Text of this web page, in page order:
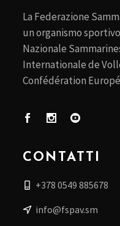
La Federazione
un organismo
Nazionale
Internationale de
Confédération
CONTATTI
+378 0549 885678
info@fspav.sm